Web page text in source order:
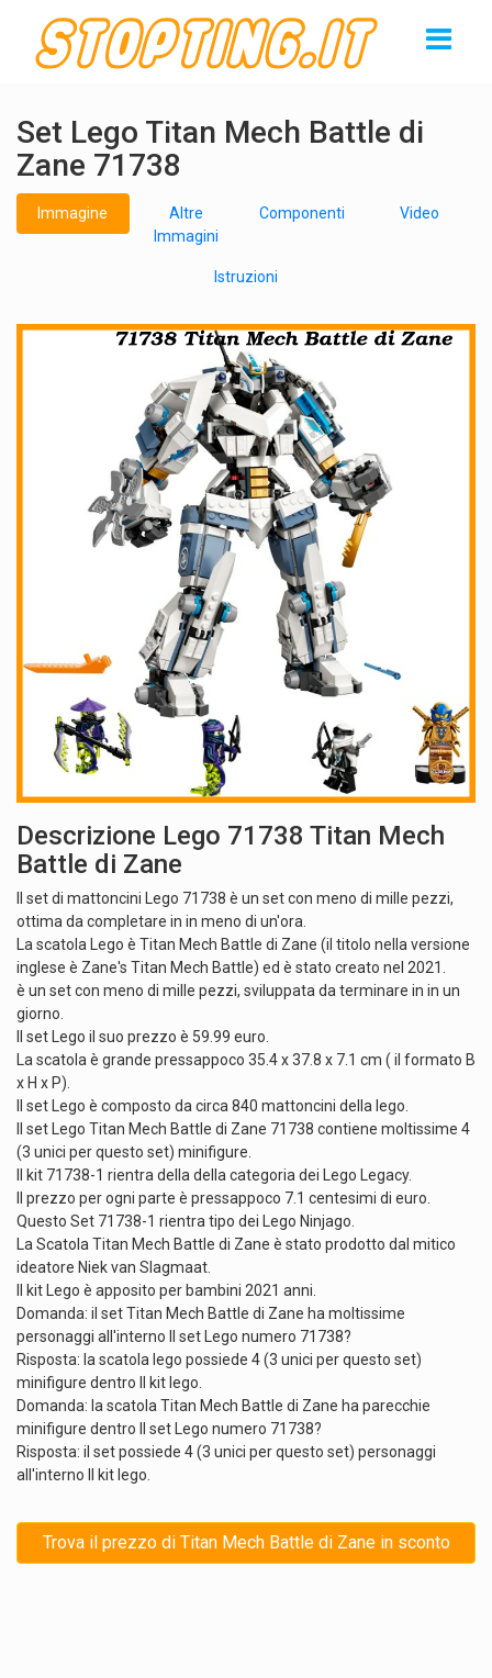
Set Lego Titan Mech Battle di
Zane 71738
Immagine
Altre
Immagini
Componenti Video
Istruzioni
Descrizione Lego 71738 Titan Mech
Battle di Zane
Il set di mattoncini Lego 71738 è un set con meno di mille pezzi,
ottima da completare in in meno di un'ora.
La scatola Lego è Titan Mech Battle di Zane (il titolo nella versione
inglese è Zane's Titan Mech Battle) ed è stato creato nel 2021.
è un set con meno di mille pezzi, sviluppata da terminare in in un
giorno.
Il set Lego il suo prezzo è 59.99 euro.
La scatola è grande pressappoco 35.4 x 37.8 x 7.1 cm ( il formato B
x H x P).
Il set Lego è composto da circa 840 mattoncini della lego.
Il set Lego Titan Mech Battle di Zane 71738 contiene moltissime 4
(3 unici per questo set) minifigure.
Il kit 71738-1 rientra della della categoria dei Lego Legacy.
Il prezzo per ogni parte è pressappoco 7.1 centesimi di euro.
Questo Set 71738-1 rientra tipo dei Lego Ninjago.
La Scatola Titan Mech Battle di Zane è stato prodotto dal mitico
ideatore Niek van Slagmaat.
Il kit Lego è apposito per bambini 2021 anni.
Domanda: il set Titan Mech Battle di Zane ha moltissime
personaggi all'interno Il set Lego numero 71738?
Risposta: la scatola lego possiede 4 (3 unici per questo set)
minifigure dentro Il kit lego.
Domanda: la scatola Titan Mech Battle di Zane ha parecchie
minifigure dentro Il set Lego numero 71738?
Risposta: il set possiede 4 (3 unici per questo set) personaggi
all'interno Il kit lego.
Trova il prezzo di Titan Mech Battle di Zane in sconto